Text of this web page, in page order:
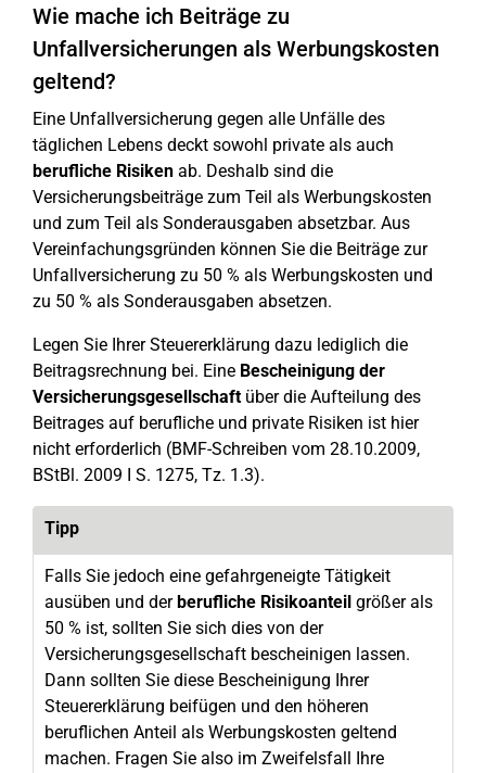
Wie mache ich Beiträge zu
Unfallversicherungen als Werbungskosten
geltend?
Eine Unfallversicherung gegen alle Unfälle des
täglichen Lebens deckt sowohl private als auch
berufliche Risiken ab. Deshalb sind die
Versicherungsbeiträge zum Teil als Werbungskosten
und zum Teil als Sonderausgaben absetzbar. Aus
Vereinfachungsgründen können Sie die Beiträge zur
Unfallversicherung zu 50 % als Werbungskosten und
zu 50 % als Sonderausgaben absetzen.
Legen Sie Ihrer Steuererklärung dazu lediglich die
Beitragsrechnung bei. Eine Bescheinigung der
Versicherungsgesellschaftüber die Aufteilung des
Beitrages auf berufliche und private Risiken ist hier
nicht erforderlich (BMF-Schreiben vom 28.10.2009,
BStBl. 2009 I S. 1275, Tz. 1.3).
Tipp
Falls Sie jedoch eine gefahrgeneigte Tätigkeit
ausüben und derberufliche Risikoanteil größer als
50 % ist, sollten Sie sich dies von der
Versicherungsgesellschaft bescheinigen lassen.
Dann sollten Sie diese Bescheinigung Ihrer
Steuererklärung beifügen und den höheren
beruflichen Anteil als Werbungskosten geltend
machen. Fragen Sie also im Zweifelsfall Ihre